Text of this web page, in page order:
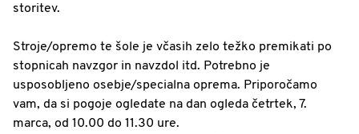
storitev.
Stroje/opremo te šole je včasih zelo težko premikati po
stopnicah navzgor in navzdol itd. Potrebno je
usposobljeno osebje/specialna oprema. Priporočamo
vam, da si pogoje ogledate na dan ogleda četrtek, 7.
marca, od 10.00 do 11.30 ure.